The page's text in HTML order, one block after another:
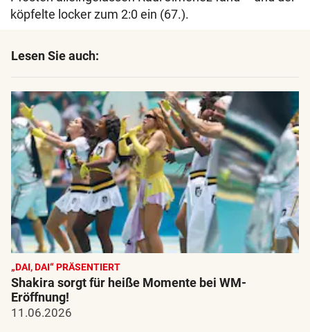
köpfelte locker zum 2:0 ein (67.).
Lesen Sie auch:
„DAI, DAI“ PRÄSENTIERT
Shakira sorgt für heiße Momente bei WM-
Eröffnung!
11.06.2026